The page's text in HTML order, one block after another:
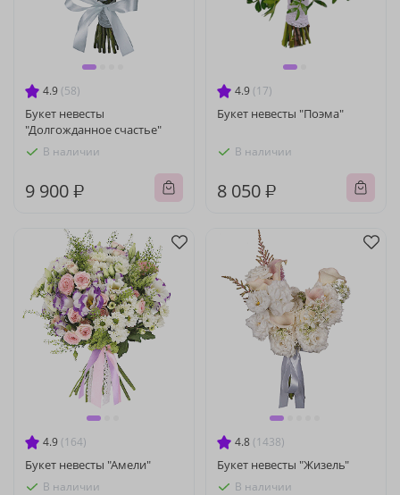
4.9 (58)
Букет невесты
"Долгожданное счастье"
В наличии
9 900 ₽
4.9 (17)
Букет невесты "Поэма"
В наличии
8 050 ₽
4.9 (164)
Букет невесты "Амели"
В наличии
4.8 (1438)
Букет невесты "Жизель"
В наличии